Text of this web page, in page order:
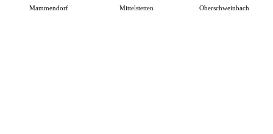
Mammendorf Mittelstetten Oberschweinbach